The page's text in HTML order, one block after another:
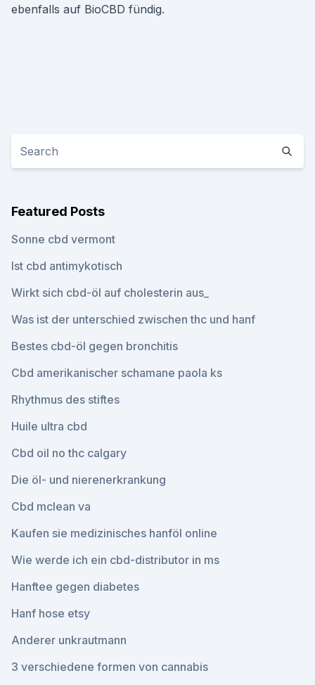
ebenfalls auf BioCBD fündig.
Featured Posts
Sonne cbd vermont
Ist cbd antimykotisch
Wirkt sich cbd-öl auf cholesterin aus_
Was ist der unterschied zwischen thc und hanf
Bestes cbd-öl gegen bronchitis
Cbd amerikanischer schamane paola ks
Rhythmus des stiftes
Huile ultra cbd
Cbd oil no thc calgary
Die öl- und nierenerkrankung
Cbd mclean va
Kaufen sie medizinisches hanföl online
Wie werde ich ein cbd-distributor in ms
Hanftee gegen diabetes
Hanf hose etsy
Anderer unkrautmann
3 verschiedene formen von cannabis